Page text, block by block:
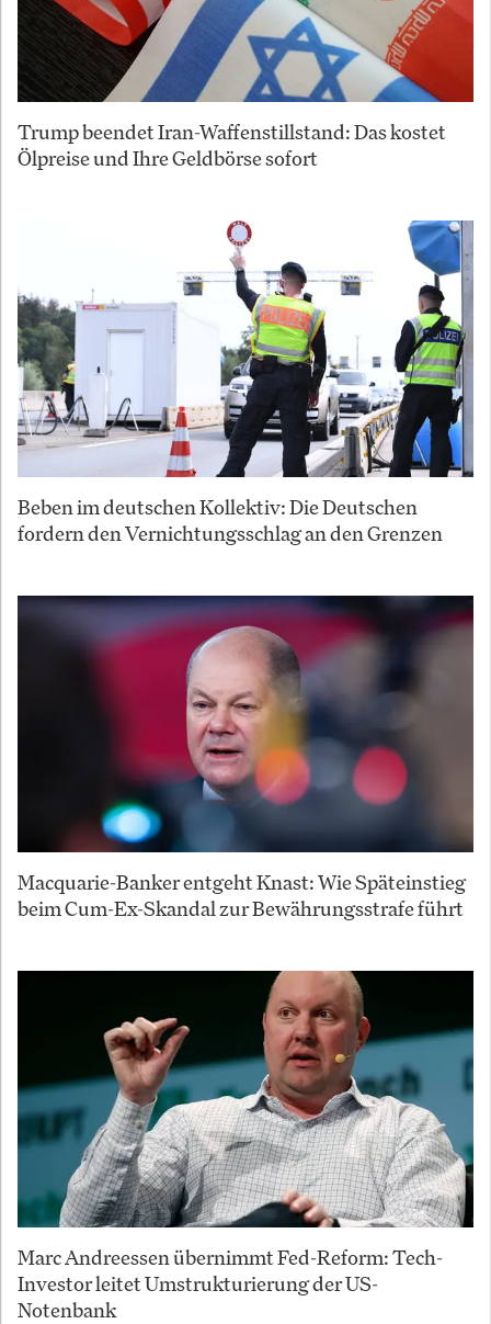
Trump beendet Iran-Waffenstillstand: Das kostet
Ölpreise und Ihre Geldbörse sofort
Beben im deutschen Kollektiv: Die Deutschen
fordern den Vernichtungsschlag an den Grenzen
Macquarie-Banker entgeht Knast: Wie Späteinstieg
beim Cum-Ex-Skandal zur Bewährungsstrafe führt
Marc Andreessen übernimmt Fed-Reform: Tech-
Investor leitet Umstrukturierung der US-
Notenbank